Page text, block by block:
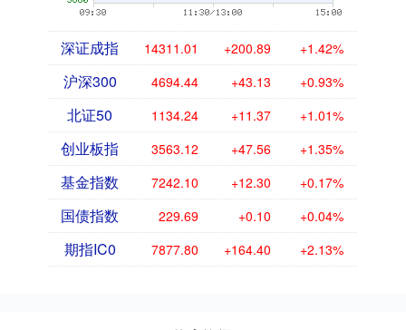
深证成指 14311.01 +200.89 +1.42%
沪深300 4694.44 +43.13 +0.93%
北证50 1134.24 +11.37 +1.01%
创业板指 3563.12 +47.56 +1.35%
基金指数 7242.10 +12.30 +0.17%
国债指数 229.69 +0.10 +0.04%
期指IC0 7877.80 +164.40 +2.13%